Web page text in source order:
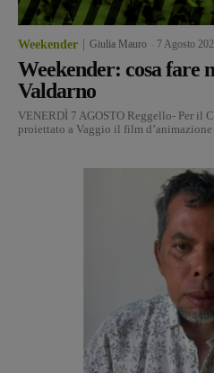
Weekender Giulia Mauro 7 Agosto
Weekender: cosa fare
Valdarno
VENERDÌ 7 AGOSTO Reggello- Per il
proiettato a Vaggio il film d’animazione